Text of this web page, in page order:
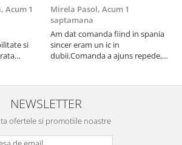
Acum 1
si
Mirela Pasol, Acum 1
saptamana
Am dat comanda fiind in spania
sincer eram un ic in
dubii.Comanda a ajuns repede,in
treaba,va multumesc pentru
rapiditate si
amabilitate,RECOMAND 100%
NEWSLETTER
ofertele si promotiile noastre